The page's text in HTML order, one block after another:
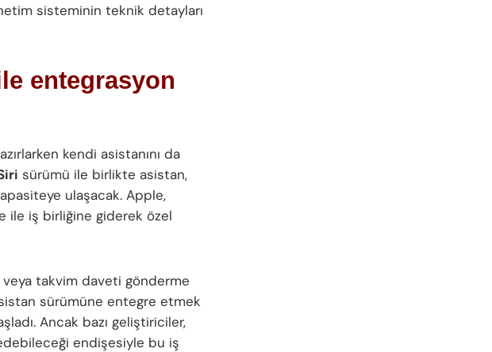
sisteminin teknik detayları
entegrasyon
kendi asistanını da
sürümü ile birlikte asistan,
ulaşacak. Apple,
ile iş birliğine giderek özel
takvim daveti gönderme
sürümüne entegre etmek
Ancak bazı geliştiriciler,
endişesiyle bu iş